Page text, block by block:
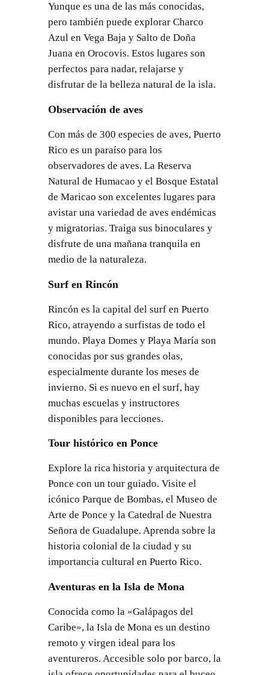
Yunque es una de las más conocidas,
pero también puede explorar Charco
Azul en Vega Baja y Salto de Doña
Juana en Orocovis. Estos lugares son
perfectos para nadar, relajarse y
disfrutar de la belleza natural de la isla.
Observación de aves
Con más de 300 especies de aves, Puerto
Rico es un paraíso para los
observadores de aves. La Reserva
Natural de Humacao y el Bosque Estatal
de Maricao son excelentes lugares para
avistar una variedad de aves endémicas
y migratorias. Traiga sus binoculares y
disfrute de una mañana tranquila en
medio de la naturaleza.
Surf en Rincón
Rincón es la capital del surf en Puerto
Rico, atrayendo a surfistas de todo el
mundo. Playa Domes y Playa María son
conocidas por sus grandes olas,
especialmente durante los meses de
invierno. Si es nuevo en el surf, hay
muchas escuelas y instructores
disponibles para lecciones.
Tour histórico en Ponce
Explore la rica historia y arquitectura de
Ponce con un tour guiado. Visite el
icónico Parque de Bombas, el Museo de
Arte de Ponce y la Catedral de Nuestra
Señora de Guadalupe. Aprenda sobre la
historia colonial de la ciudad y su
importancia cultural en Puerto Rico.
Aventuras en la Isla de Mona
Conocida como la «Galápagos del
Caribe», la Isla de Mona es un destino
remoto y virgen ideal para los
aventureros. Accesible solo por barco, la